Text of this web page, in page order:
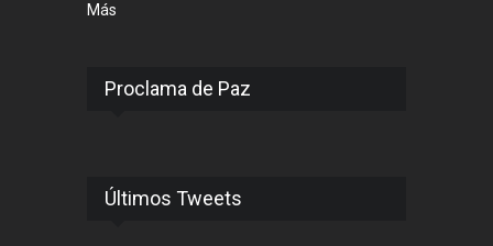
Más
Proclama de Paz
Últimos Tweets